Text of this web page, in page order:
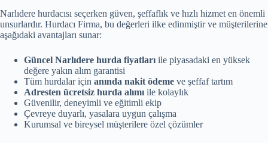
Narlıdere hurdacısı seçerken güven, şeffaflık ve hızlı hizmet en önemli
unsurlardır. Hurdacı Firma, bu değerleri ilke edinmiştir ve müşterilerine
aşağıdaki avantajları sunar:
Güncel Narlıdere hurda fiyatları ile piyasadaki en yüksek
değere yakın alım garantisi
Tüm hurdalar için anında nakit ödeme ve şeffaf tartım
Adresten ücretsiz hurda alımı ile kolaylık
Güvenilir, deneyimli ve eğitimli ekip
Çevreye duyarlı, yasalara uygun çalışma
Kurumsal ve bireysel müşterilere özel çözümler